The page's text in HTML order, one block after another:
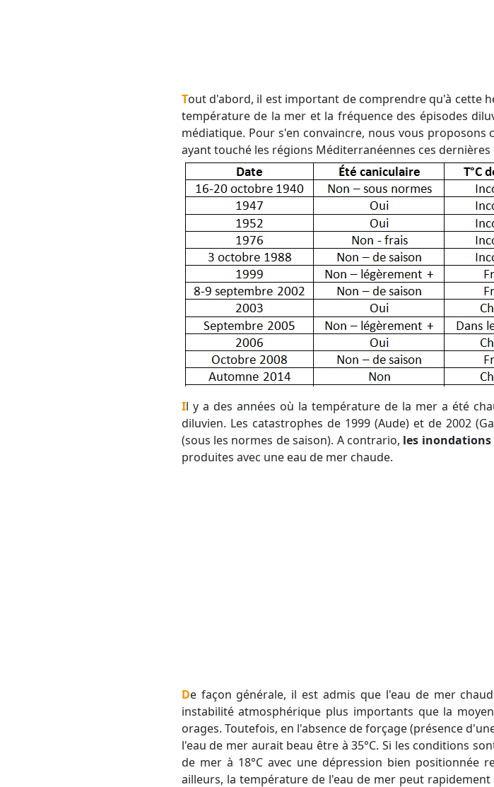
Tout d'abord, il est important de comprendre qu'à cette
température de la mer et la fréquence des épisodes
médiatique. Pour s'en convaincre, nous vous
ayant touché les régions Méditerranéennes ces
Il y a des années où la température de la mer a été chaude, sans qu'il ne se produise le moindre épisode
diluvien. Les catastrophes de 1999 (Aude) et de 2002
(sous les normes de saison). A contrario, les inondations
produites avec une eau de mer chaude.
De façon générale, il est admis que l'eau de mer chaude favorise un contenu en eau précipitable et une
instabilité atmosphérique plus importants que la
orages. Toutefois, en l'absence de forçage (présence
l'eau de mer aurait beau être à 35°C. Si les conditions
de mer à 18°C avec une dépression bien positionnée
ailleurs, la température de l'eau de mer peut